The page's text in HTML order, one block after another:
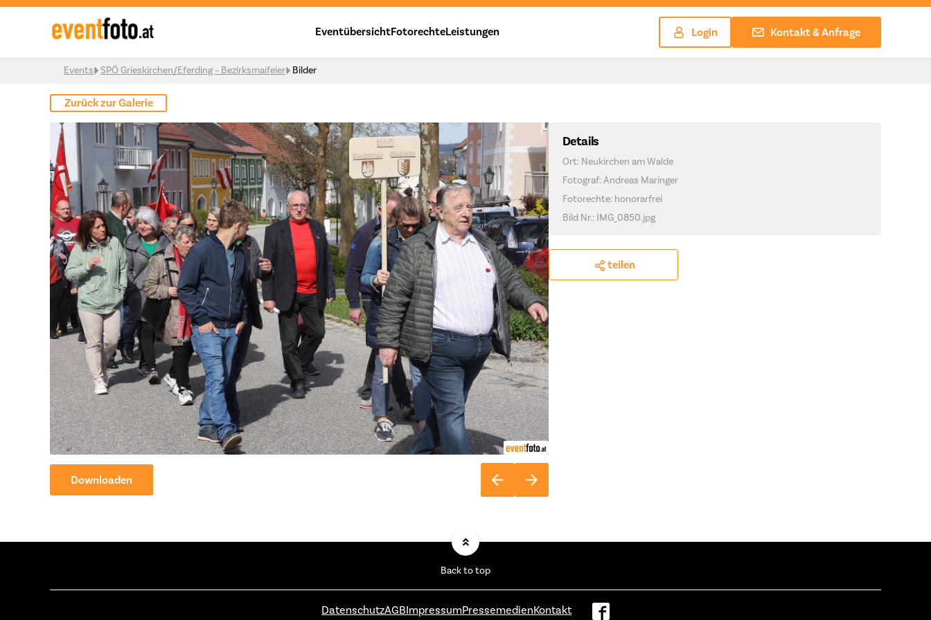
Skip to content
EventübersichtFotorechteLeistungen Login Kontakt & Anfrage
Events SPÖ Grieskirchen/Eferding – Bezirksmaifeier Bilder
Zurück zur Galerie
Downloaden
Details
Ort: Neukirchen am Walde
Fotograf: Andreas Maringer
Fotorechte: honorarfrei
Bild Nr.: IMG_0850.jpg
teilen
Back to top
DatenschutzAGBImpressumPressemedienKontakt